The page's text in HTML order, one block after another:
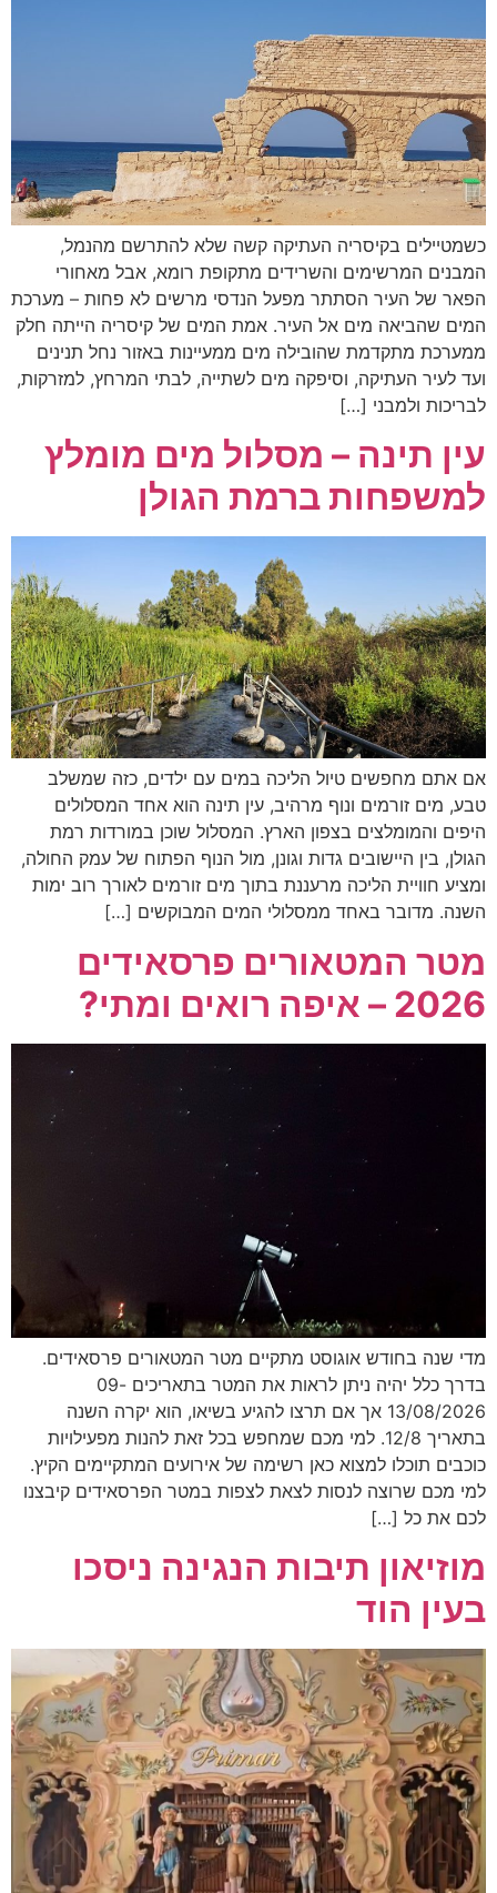
כשמטיילים בקיסריה העתיקה קשה שלא להתרשם מהנמל,
המבנים המרשימים והשרידים מתקופת רומא, אבל מאחורי
הפאר של העיר הסתתר מפעל הנדסי מרשים לא פחות – מערכת
המים שהביאה מים אל העיר. אמת המים של קיסריה הייתה חלק
ממערכת מתקדמת שהובילה מים ממעיינות באזור נחל תנינים
ועד לעיר העתיקה, וסיפקה מים לשתייה, לבתי המרחץ, למזרקות,
לבריכות ולמבני […]
עין תינה – מסלול מים מומלץ
למשפחות ברמת הגולן
אם אתם מחפשים טיול הליכה במים עם ילדים, כזה שמשלב
טבע, מים זורמים ונוף מרהיב, עין תינה הוא אחד המסלולים
היפים והמומלצים בצפון הארץ. המסלול שוכן במורדות רמת
הגולן, בין היישובים גדות וגונן, מול הנוף הפתוח של עמק החולה,
ומציע חוויית הליכה מרעננת בתוך מים זורמים לאורך רוב ימות
השנה. מדובר באחד ממסלולי המים המבוקשים […]
מטר המטאורים פרסאידים
2026 – איפה רואים ומתי?
מדי שנה בחודש אוגוסט מתקיים מטר המטאורים פרסאידים.
בדרך כלל יהיה ניתן לראות את המטר בתאריכים 09-
13/08/2026 אך אם תרצו להגיע בשיאו, הוא יקרה השנה
בתאריך 12/8. למי מכם שמחפש בכל זאת להנות מפעילויות
כוכבים תוכלו למצוא כאן רשימה של אירועים המתקיימים הקיץ.
למי מכם שרוצה לנסות לצאת לצפות במטר הפרסאידים קיבצנו
לכם את כל […]
מוזיאון תיבות הנגינה ניסכו
בעין הוד